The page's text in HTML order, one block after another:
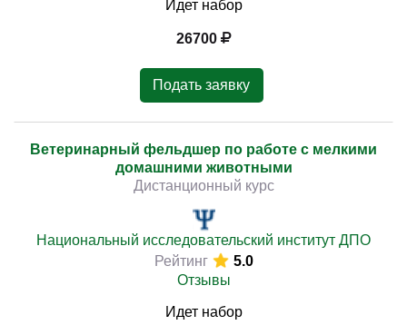
Идет набор
26700
Подать заявку
Ветеринарный фельдшер по работе с мелкими
домашними животными
Дистанционный курс
Национальный исследовательский институт ДПО
Рейтинг
5.0
Отзывы
Идет набор